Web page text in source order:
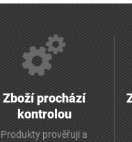
Zboží prochází
kontrolou
Produkty prověřuji a